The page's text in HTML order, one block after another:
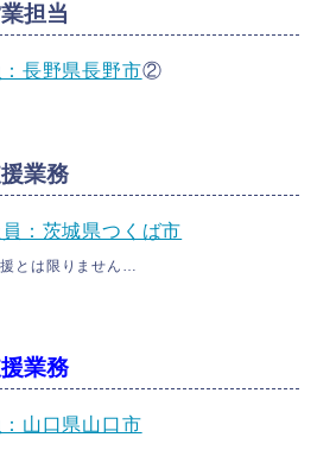
担当
：長野県長野市②
業務
：茨城県つくば市
とは限りません…
業務
：山口県山口市